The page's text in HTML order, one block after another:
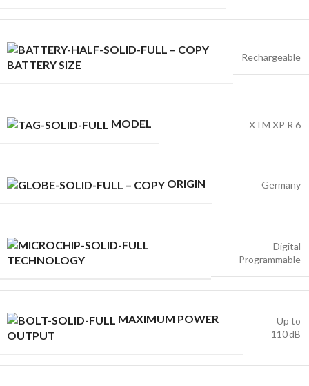
BATTERY SIZE
Rechargeable
MODEL XTM XP R 6
ORIGIN Germany
TECHNOLOGY
Digital
Programmable
MAXIMUM POWER
OUTPUT
Up to
110 dB